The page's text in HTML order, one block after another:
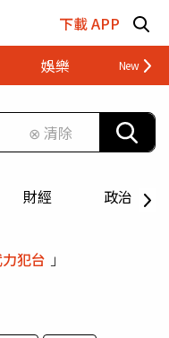
下載 APP
娛樂 財經
⊗ 清除
財經 政治
犯台 」